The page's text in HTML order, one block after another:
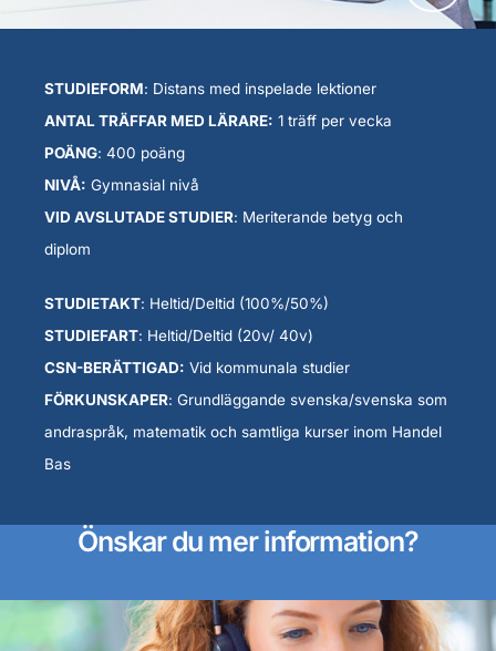
STUDIEFORM: Distans med inspelade lektioner
ANTAL TRÄFFAR MED LÄRARE: 1 träff per vecka
POÄNG: 400 poäng
NIVÅ: Gymnasial nivå
VID AVSLUTADE STUDIER: Meriterande betyg och
diplom
STUDIETAKT: Heltid/Deltid (100%/50%)
STUDIEFART: Heltid/Deltid (20v/ 40v)
CSN-BERÄTTIGAD: Vid kommunala studier
FÖRKUNSKAPER: Grundläggande svenska/svenska som
andraspråk, matematik och samtliga kurser inom Handel
Bas
Önskar du mer information?